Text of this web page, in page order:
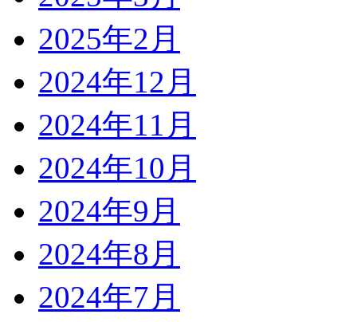
2025年2月
2024年12月
2024年11月
2024年10月
2024年9月
2024年8月
2024年7月